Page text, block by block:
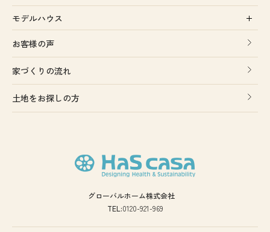
モデルハウス
お客様の声
家づくりの流れ
土地をお探しの方
グローバルホーム株式会社
TEL:0120-921-969